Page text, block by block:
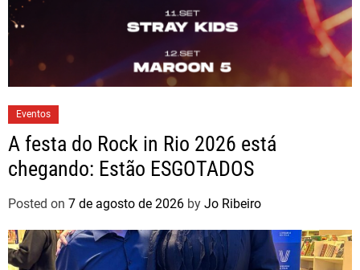
Eventos
A festa do Rock in Rio 2026 está
chegando: Estão ESGOTADOS
Posted on 7 de agosto de 2026 by Jo Ribeiro